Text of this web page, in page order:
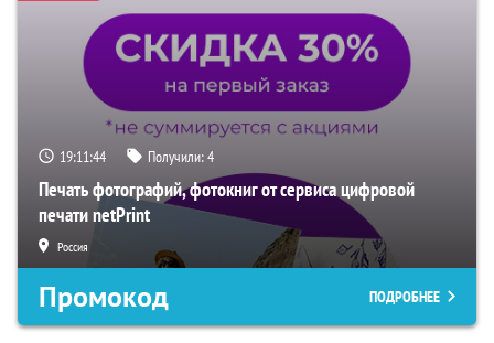
19:11:43 Получили:4
Печать фотографий, фотокниг от сервиса цифровой
печати netPrint
Россия
Промокод ПОДРОБНЕЕ